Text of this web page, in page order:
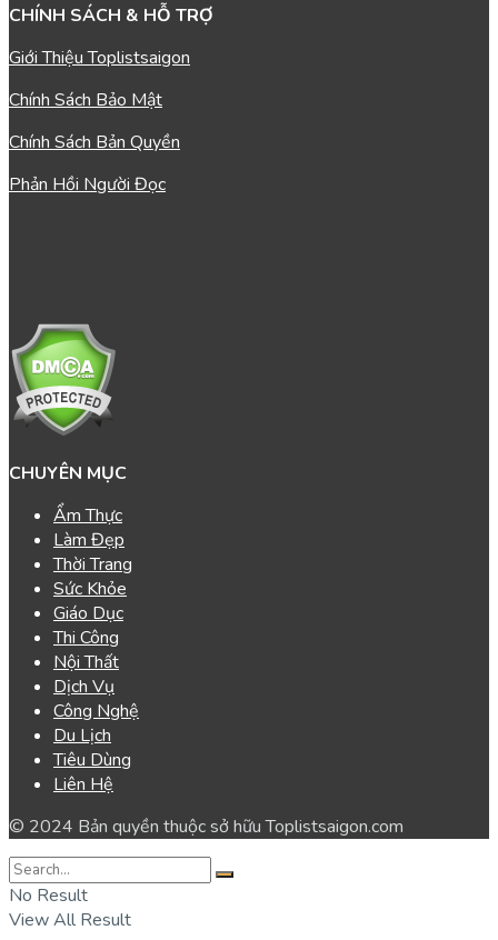
CHÍNH SÁCH & HỖ TRỢ
Giới Thiệu Toplistsaigon
Chính Sách Bảo Mật
Chính Sách Bản Quyền
Phản Hồi Người Đọc
CHUYÊN MỤC
Ẩm Thực
Làm Đẹp
Thời Trang
Sức Khỏe
Giáo Dục
Thi Công
Nội Thất
Dịch Vụ
Công Nghệ
Du Lịch
Tiêu Dùng
Liên Hệ
© 2024 Bản quyền thuộc sở hữu Toplistsaigon.com
No Result
View All Result